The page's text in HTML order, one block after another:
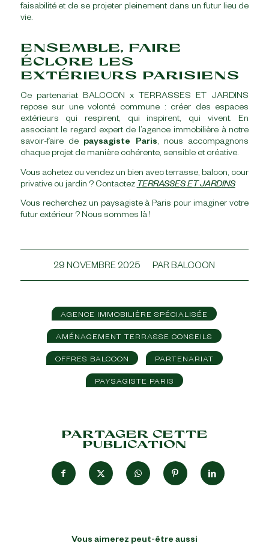
faisabilité et de se projeter pleinement dans un futur lieu de
vie.
ENSEMBLE, FAIRE
ÉCLORE LES
EXTÉRIEURS PARISIENS
Ce partenariat BALCOON x TERRASSES ET JARDINS
repose sur une volonté commune : créer des espaces
extérieurs qui respirent, qui inspirent, qui vivent. En
associant le regard expert de l’agence immobilière à notre
savoir-faire de paysagiste Paris, nous accompagnons
chaque projet de manière cohérente, sensible et créative.
Vous achetez ou vendez un bien avec terrasse, balcon, cour
privative ou jardin ? ContactezTERRASSES ET JARDINS
Vous recherchez un paysagiste à Paris pour imaginer votre
futur extérieur ? Nous sommes là !
29 NOVEMBRE 2025
/ PARBALCOON
AGENCE IMMOBILIÈRE SPÉCIALISÉE
AMÉNAGEMENT TERRASSE CONSEILS
OFFRES BALCOON PARTENARIAT
PAYSAGISTE PARIS
PARTAGER CETTE
PUBLICATION
Vous aimerez peut-être aussi